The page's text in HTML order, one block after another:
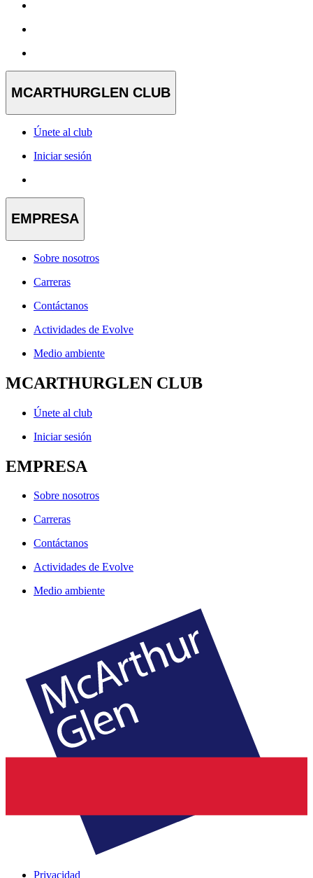
MCARTHURGLEN CLUB
Únete al club
Iniciar sesión
EMPRESA
Sobre nosotros
Carreras
Contáctanos
Actividades de Evolve
Medio ambiente
MCARTHURGLEN CLUB
Únete al club
Iniciar sesión
EMPRESA
Sobre nosotros
Carreras
Contáctanos
Actividades de Evolve
Medio ambiente
Privacidad